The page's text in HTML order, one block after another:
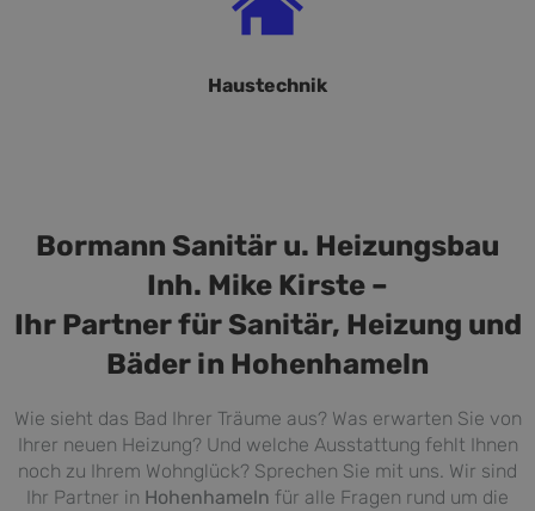
Haustechnik
Bormann Sanitär u. Heizungsbau
Inh. Mike Kirste –
Ihr Partner für Sanitär, Heizung und
Bäder in Hohenhameln
Wie sieht das Bad Ihrer Träume aus? Was erwarten Sie von
Ihrer neuen Heizung? Und welche Ausstattung fehlt Ihnen
noch zu Ihrem Wohnglück? Sprechen Sie mit uns. Wir sind
Ihr Partner in Hohenhameln für alle Fragen rund um die